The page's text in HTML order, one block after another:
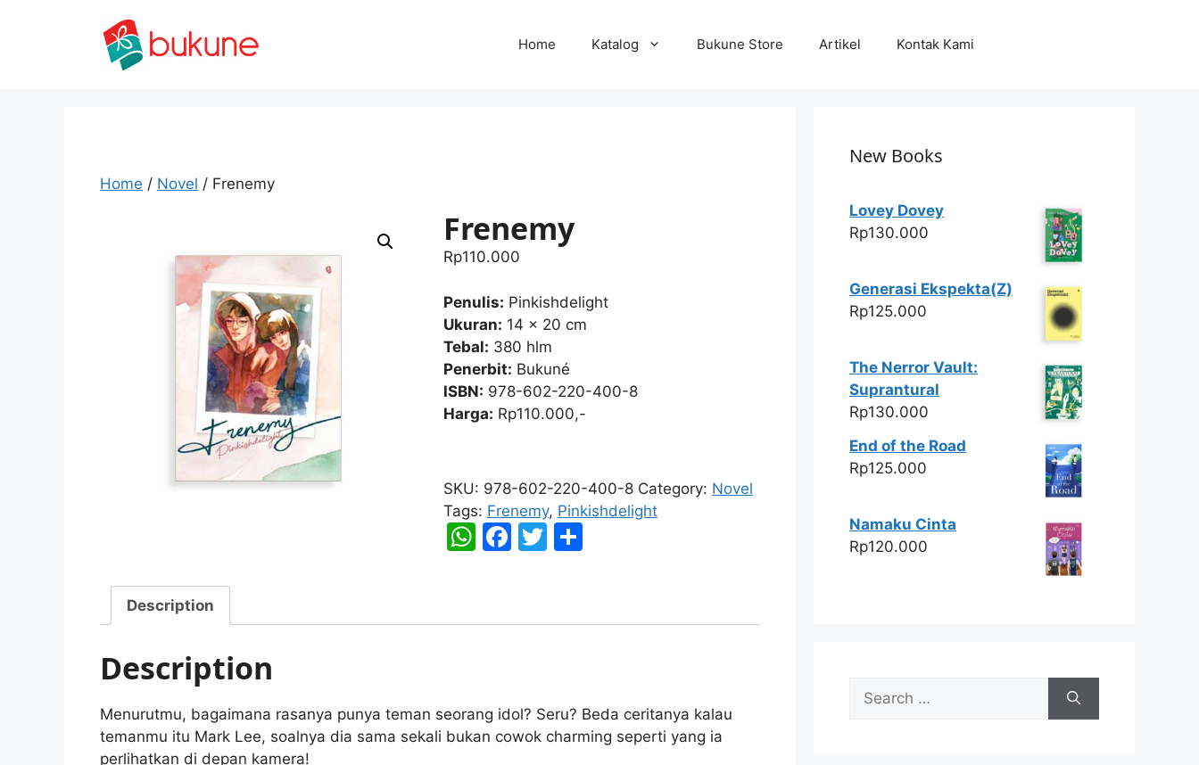
Home Katalog Bukune Store Artikel Kontak Kami
Home / Novel / Frenemy
Frenemy
Rp110.000
Penulis: Pinkishdelight
Ukuran: 14 x 20 cm
Tebal: 380 hlm
Penerbit: Bukuné
ISBN: 978-602-220-400-8
Harga: Rp110.000,-
quantity
SKU: 978-602-220-400-8 Category: Novel
Tags: Frenemy, Pinkishdelight
W
s
p
F
e
o
k
T
er
S
e
Description
Description
Menurutmu, bagaimana rasanya punya teman seorang idol? Seru? Beda ceritanya kalau
temanmu itu Mark Lee, soalnya dia sama sekali bukan cowok charming seperti yang ia
perlihatkan di depan kamera!
New Books
Lovey Dovey
Rp130.000
Generasi Ekspekta(Z)
Rp125.000
The Nerror Vault:
Suprantural
Rp130.000
End of the Road
Rp125.000
Namaku Cinta
Rp120.000
Search
for: